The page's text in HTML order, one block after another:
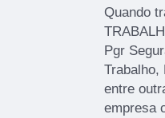
Quando
Pgr
Trabalho,
entre
empresa